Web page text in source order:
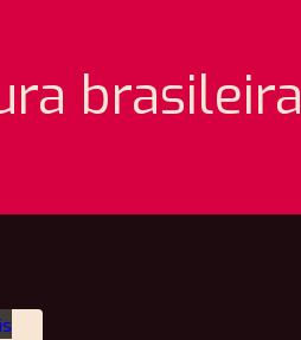
brasileira